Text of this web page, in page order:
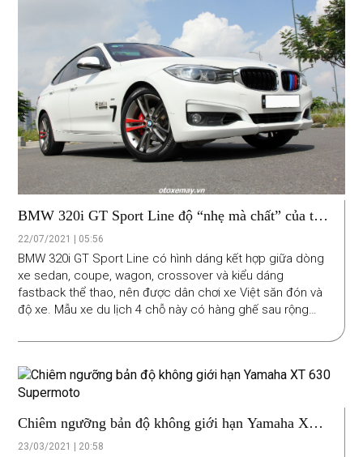
BMW 320i GT Sport Line độ “nhẹ mà chất” của tay
lái Việt
22/07/2021 | 05:56
BMW 320i GT Sport Line có hình dáng kết hợp giữa dòng
xe sedan, coupe, wagon, crossover và kiểu dáng
fastback thể thao, nên được dân chơi xe Việt săn đón và
độ xe. Mẫu xe du lịch 4 chỗ này có hàng ghế sau rộng
gia đình. Thú vị hơn, một người sở hữu mẫu xe này tại Sài
mình thêm ấn tượng, xua đi nỗi buồn trong mùa dịch
Covid.
Chiêm ngưỡng bản độ không giới hạn Yamaha XT
630 Supermoto
23/03/2021 | 20:58